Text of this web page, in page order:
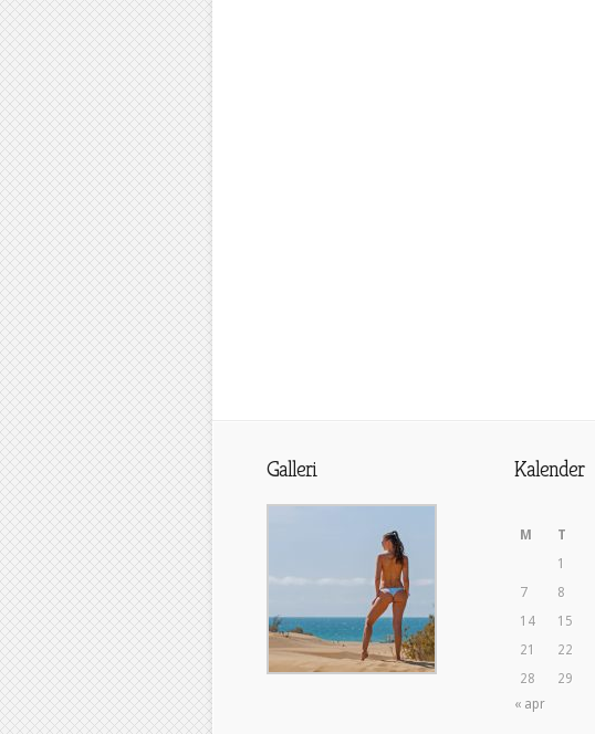
Galleri Kalender
M T
1
7
8
14
15
21
22
28
29
« apr